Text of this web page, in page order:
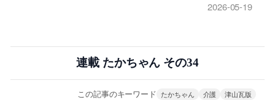
2026-05-19
連載 たかちゃん その34
この記事のキーワード たかちゃん 介護 津山瓦版